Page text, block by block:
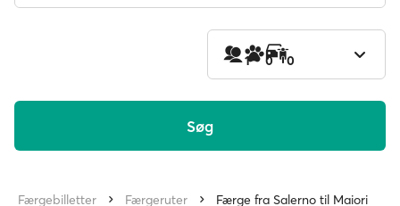
1 0 0
Søg
Færgebilletter Færgeruter Færge fra Salerno til Maiori